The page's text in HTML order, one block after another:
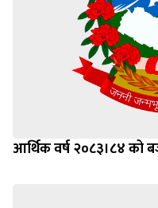
आर्थिक वर्ष २०८३।८४ को